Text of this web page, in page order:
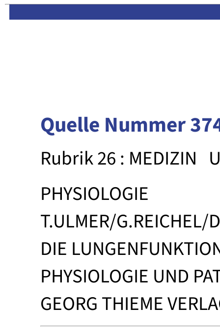
Quelle Nummer
Rubrik 26 : MEDIZIN
PHYSIOLOGIE
T.ULMER/G.REICHEL/
DIE
PHYSIOLOGIE UND
GEORG THIEME